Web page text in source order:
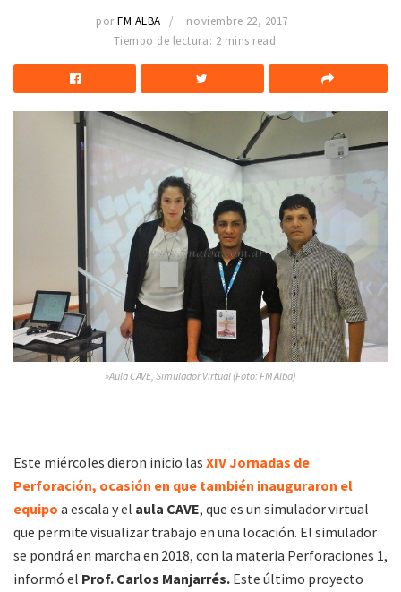
por FM ALBA
noviembre 22, 2017
Tiempo de lectura: 2 mins read
»Aula CAVE, Simulador Virtual (Foto: FM Alba)
Este miércoles dieron inicio las XIV Jornadas de
Perforación, ocasión en que también inauguraron el
equipo a escala y el aula CAVE, que es un simulador virtual
que permite visualizar trabajo en una locación. El simulador
se pondrá en marcha en 2018, con la materia Perforaciones 1,
informó el Prof. Carlos Manjarrés. Este último proyecto